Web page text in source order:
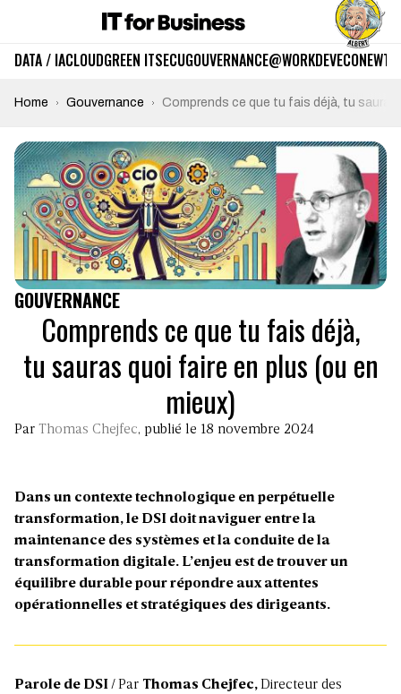
DATA / IACLOUDGREEN ITSECUGOUVERNANCE@WORKDEVECO
Home Gouvernance Comprends ce que tu fais déjà, tu
GOUVERNANCE
Comprends ce que tu fais déjà,
tu sauras quoi faire en plus (ou en
mieux)
Par Thomas Chejfec, publié le 18 novembre 2024
Dans un contexte technologique en perpétuelle
transformation, le DSI doit naviguer entre la
maintenance des systèmes et la conduite de la
transformation digitale. L’enjeu est de trouver un
équilibre durable pour répondre aux attentes
opérationnelles et stratégiques des dirigeants.
Parole de DSI /Par Thomas Chejfec,Directeur des